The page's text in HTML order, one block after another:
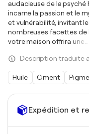
Expédition et
audacieuse de la
incarne la passion et le
et vulnérabilité, invitant
nombreuses facettes de
votre maison offrira une…
Description traduite
Huile Ciment